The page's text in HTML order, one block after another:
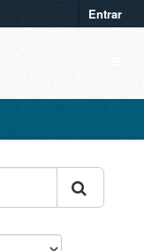
Entrar